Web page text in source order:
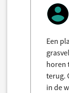
Een
horen
terug.
in de